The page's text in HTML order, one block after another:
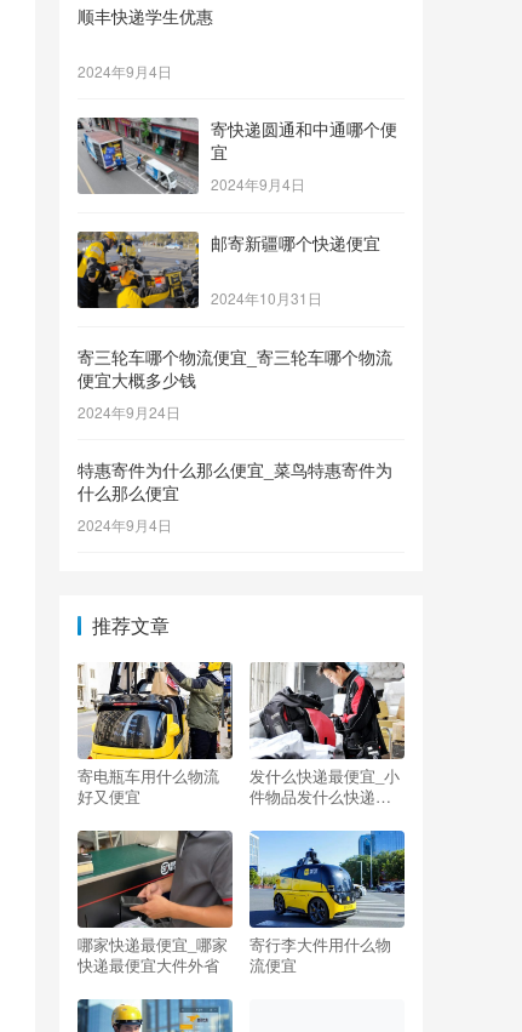
顺丰快递学生优惠
2024年9月4日
寄快递圆通和中通哪个便
宜
2024年9月4日
邮寄新疆哪个快递便宜
2024年10月31日
寄三轮车哪个物流便宜_寄三轮车哪个物流
便宜大概多少钱
2024年9月24日
特惠寄件为什么那么便宜_菜鸟特惠寄件为
什么那么便宜
2024年9月4日
推荐文章
寄电瓶车用什么物流
好又便宜
发什么快递最便宜_小
件物品发什么快递最
哪家快递最便宜_哪家
快递最便宜大件外省
寄行李大件用什么物
流便宜